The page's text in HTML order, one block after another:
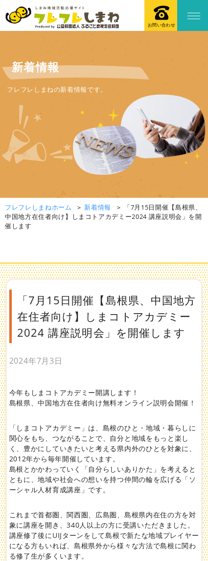
お問い合わせ
新着情報
フレフレしまねの新着情報です。
フレフレしまねホーム 新着情報
「7月15日開催【島根県、
中国地方在住者向け】しまコトアカデミー2024 講座説明会」を開
催します
「7月15日開催【島根県、中国地方
在住者向け】しまコトアカデミー
2024 講座説明会」を開催します
2024年7月3日
今年もしまコトアカデミー開講します！
島根県、中国地方在住者向け無料オンライン説明会開催！
「しまコトアカデミー」は、島根のひと・地域・暮らしに
関心をもち、つながることで、自分と地域をもっと楽し
く、豊かにしていきたいと考える県内外のひとを対象に、
2012年から毎年開催しています。
島根とかかわっていく「自分らしいありかた」を考えると
ともに、地域や社会への想いを持つ仲間の輪を広げる「ソ
ーシャル人材育成講座」です。
これまで首都圏、関西圏、広島圏、島根県内在住の方を対
象に講座を開き、340人以上の方に受講いただきました。
講座修了後にUIJターンをして島根で新たな地域プレイヤー
になる方もいれば、島根県外から様々な方法で島根に関わ
る修了生が多くいます。